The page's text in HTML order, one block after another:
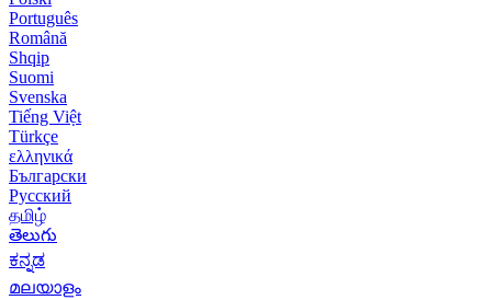
Português
Română
Shqip
Suomi
Svenska
Tiếng Việt
Türkçe
ελληνικά
Български
Русский
தமிழ்
తెలుగు
ಕನ್ನಡ
മലയാളം